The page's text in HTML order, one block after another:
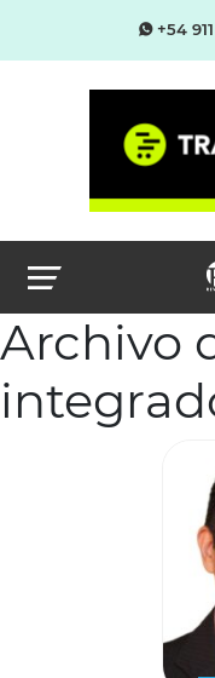
+54
Archivo